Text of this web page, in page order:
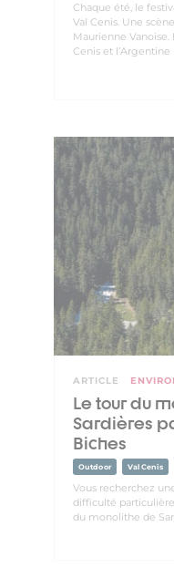
Chaque été, le
Val Cenis. Une
Maurienne
Cenis et l’Argentine
ARTICLE
Le tour du
Sardières
Biches
Outdoor Val Cenis
Vous recherchez
difficulté
du monolithe de